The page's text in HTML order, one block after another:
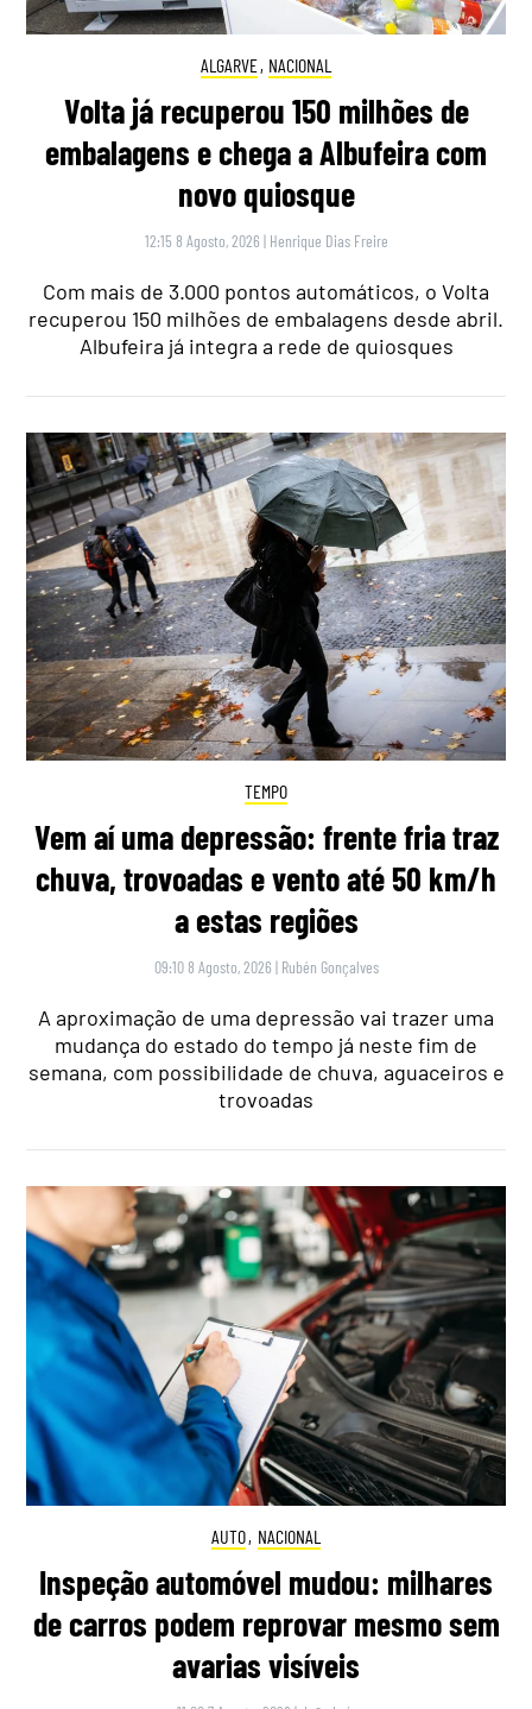
ALGARVE, NACIONAL
Volta já recuperou 150 milhões de
embalagens e chega a Albufeira com
novo quiosque
12:15 8 Agosto, 2026 | Henrique Dias Freire
Com mais de 3.000 pontos automáticos, o Volta
recuperou 150 milhões de embalagens desde abril.
Albufeira já integra a rede de quiosques
TEMPO
Vem aí uma depressão: frente fria traz
chuva, trovoadas e vento até 50 km/h
a estas regiões
09:10 8 Agosto, 2026 | Rubén Gonçalves
A aproximação de uma depressão vai trazer uma
mudança do estado do tempo já neste fim de
semana, com possibilidade de chuva, aguaceiros e
trovoadas
AUTO, NACIONAL
Inspeção automóvel mudou: milhares
de carros podem reprovar mesmo sem
avarias visíveis